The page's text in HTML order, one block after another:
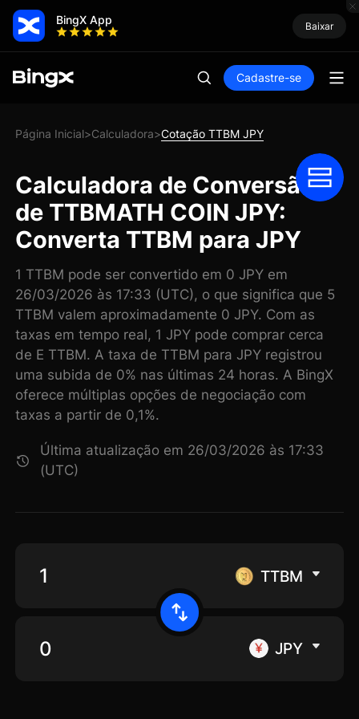
BingX App Baixar
Cadastre-se
Página Inicial>Calculadora>Cotação TTBM JPY
Calculadora de Conversão
de TTBMATH COIN JPY:
Converta TTBM para JPY
1 TTBM pode ser convertido em 0 JPY em
26/03/2026 às 17:33 (UTC), o que significa que 5
TTBM valem aproximadamente 0 JPY. Com as
taxas em tempo real, 1 JPY pode comprar cerca
de E TTBM. A taxa de TTBM para JPY registrou
uma subida de 0% nas últimas 24 horas. A BingX
oferece múltiplas opções de negociação com
taxas a partir de 0,1%.
Última atualização em 26/03/2026 às 17:33
(UTC)
TTBM
JPY